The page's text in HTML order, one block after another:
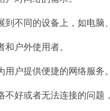
不同的设备上，如电脑
户外使用者。
户提供便捷的网络服务。
或者无法连接的问题